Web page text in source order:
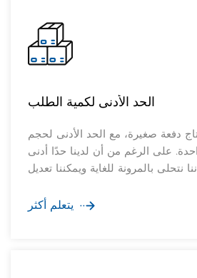
الحد الأدنى لكمية الطلب
دفعة صغيرة، مع الحد الأدنى لحجم
على الرغم من أن لدينا حدًا أدنى
نتحلى بالمرونة للغاية ويمكننا تعديل
يتعلم أكثر